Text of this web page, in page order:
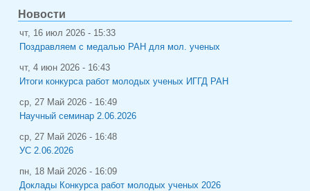
Новости
чт, 16 июл 2026 - 15:33
Поздравляем с медалью РАН для мол. ученых
чт, 4 июн 2026 - 16:43
Итоги конкурса работ молодых ученых ИГГД РАН
ср, 27 Май 2026 - 16:49
Научный семинар 2.06.2026
ср, 27 Май 2026 - 16:48
УС 2.06.2026
пн, 18 Май 2026 - 16:09
Доклады Конкурса работ молодых ученых 2026